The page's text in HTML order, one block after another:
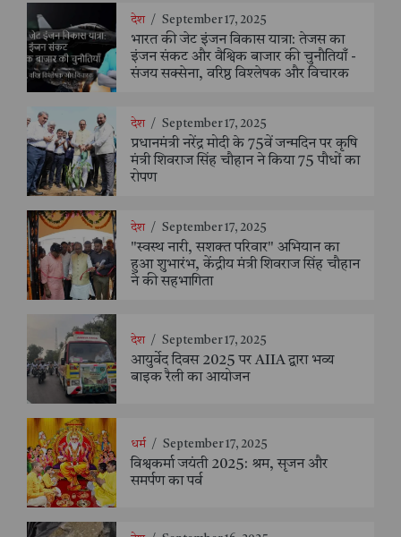
देश / September 17, 2025
भारत की जेट इंजन विकास यात्रा: तेजस का
इंजन संकट और वैश्विक बाजार की चुनौतियाँ -
संजय सक्सेना, वरिष्ठ विश्लेषक और विचारक
देश / September 17, 2025
प्रधानमंत्री नरेंद्र मोदी के 75वें जन्मदिन पर कृषि
मंत्री शिवराज सिंह चौहान ने किया 75 पौधों का
रोपण
देश / September 17, 2025
"स्वस्थ नारी, सशक्त परिवार" अभियान का
हुआ शुभारंभ, केंद्रीय मंत्री शिवराज सिंह चौहान
ने की सहभागिता
देश / September 17, 2025
आयुर्वेद दिवस 2025 पर AIIA द्वारा भव्य
बाइक रैली का आयोजन
धर्म / September 17, 2025
विश्वकर्मा जयंती 2025: श्रम, सृजन और
समर्पण का पर्व